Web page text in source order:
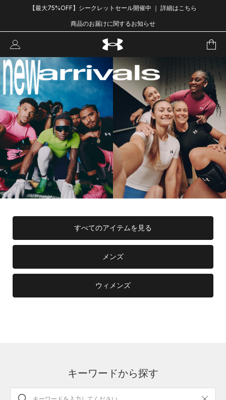
【最大75%OFF】シークレットセール開催中 ｜ 詳細はこちら
商品のお届けに関するお知らせ
すべてのアイテムを見る
メンズ
ウィメンズ
キーワードから探す